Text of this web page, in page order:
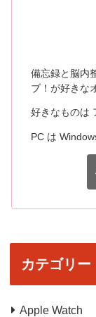
備忘録と脳内
ブ！が好きな
好きなものは
PC は
カテゴリー
Apple Watch